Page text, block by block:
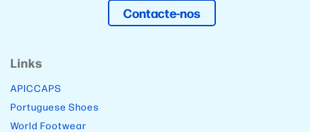
Contacte-nos
Links
APICCAPS
Portuguese Shoes
World Footwear